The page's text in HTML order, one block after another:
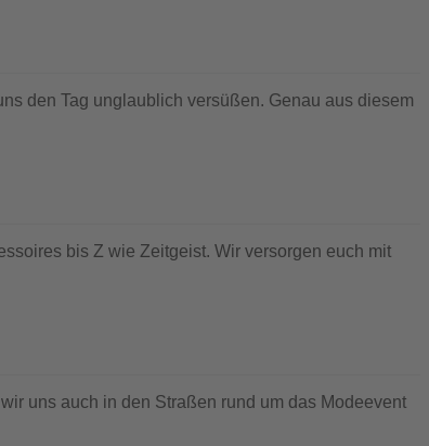
den Tag unglaublich versüßen. Genau aus diesem
bis Z wie Zeitgeist. Wir versorgen euch mit
uns auch in den Straßen rund um das Modeevent